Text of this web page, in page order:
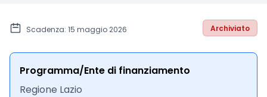
Scadenza: 15 maggio 2026 Archiviato
Programma/Ente di finanziamento
Regione Lazio